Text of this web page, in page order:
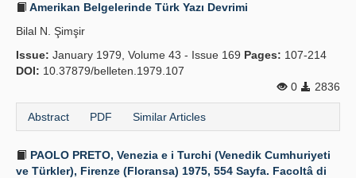
Amerikan Belgelerinde Türk Yazı Devrimi
Bilal N. Şimşir
Issue: January 1979, Volume 43 - Issue 169 Pages: 107-214
DOI: 10.37879/belleten.1979.107
0
2836
Abstract PDF Similar Articles
PAOLO PRETO, Venezia e i Turchi (Venedik Cumhuriyeti
ve Türkler), Firenze (Floransa) 1975, 554 Sayfa. Facoltâ di